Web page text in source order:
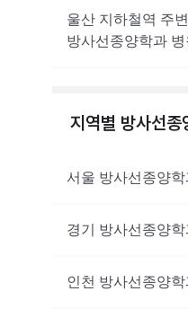
울산 지하철역 주변
방사선종양학과 병
지역별 방사선종
서울 방사선종양학
경기 방사선종양학
인천 방사선종양학